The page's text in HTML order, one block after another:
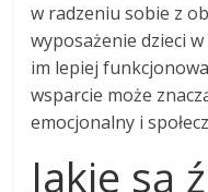
w radzeniu sobie z
wyposażenie dzieci
im lepiej
wsparcie może
emocjonalny i
Jakie są